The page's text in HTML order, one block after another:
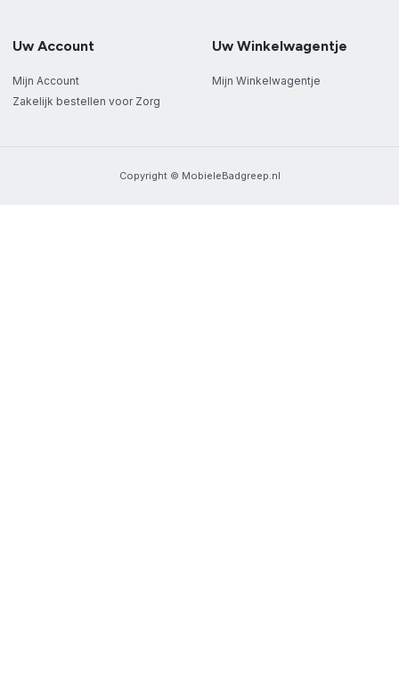
Uw Account
Mijn Account
Zakelijk bestellen voor Zorg
Uw Winkelwagentje
Mijn Winkelwagentje
Copyright © MobieleBadgreep.nl